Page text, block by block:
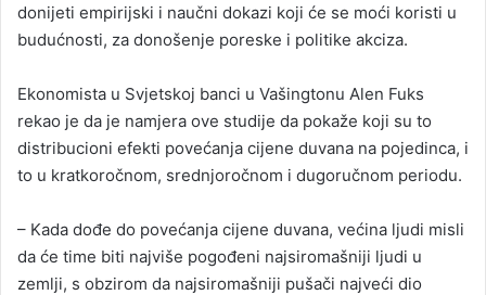
donijeti empirijski i naučni dokazi koji će se moći koristi u
budućnosti, za donošenje poreske i politike akciza.
Ekonomista u Svjetskoj banci u Vašingtonu Alen Fuks
rekao je da je namjera ove studije da pokaže koji su to
distribucioni efekti povećanja cijene duvana na pojedinca, i
to u kratkoročnom, srednjoročnom i dugoručnom periodu.
– Kada dođe do povećanja cijene duvana, većina ljudi misli
da će time biti najviše pogođeni najsiromašniji ljudi u
zemlji, s obzirom da najsiromašniji pušači najveći dio